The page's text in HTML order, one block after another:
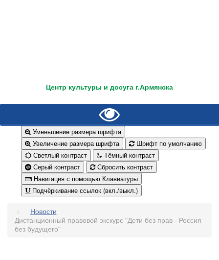
Уменьшение размера шрифта
Увеличение размера шрифта
Шрифт по умолчанию
Светлый контраст
Тёмный контраст
Серый контраст
Сбросить контраст
Навигация с помощью Клавиатуры
Подчёркивание ссылок (вкл./выкл.)
Новости
Дистанционный правовой экскурс "Дети без прав - Россия
без будущего"
Центр культуры и досуга г.Армянска